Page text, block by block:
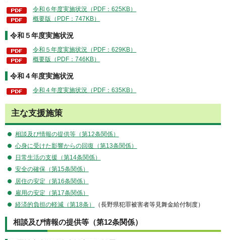
令和６年度実施状況（PDF：625KB）
概要版（PDF：747KB）
令和５年度実施状況
令和５年度実施状況（PDF：629KB）
概要版（PDF：746KB）
令和４年度実施状況
令和４年度実施状況（PDF：635KB）
主な支援施策
相談及び情報の提供等（第12条関係）
心身に受けた影響からの回復（第13条関係）
日常生活の支援（第14条関係）
安全の確保（第15条関係）
居住の安定（第16条関係）
雇用の安定（第17条関係）
経済的負担の軽減（第18条）
（長野県犯罪被害者等見舞金給付制度）
相談及び情報の提供等（第12条関係）